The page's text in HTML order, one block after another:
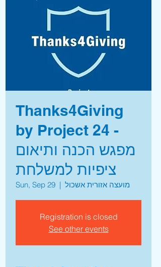
Thanks4Giving
by Project 24 -
מפגש הכנה ותיאום
ציפיות למשלחת
Sun, Sep 29
  |
מועצה אזורית אשכול
Registration is closed
See other events